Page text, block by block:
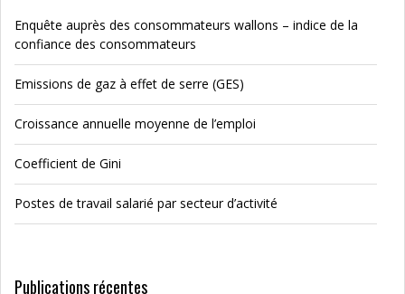
Enquête auprès des consommateurs wallons – indice de la
confiance des consommateurs
Emissions de gaz à effet de serre (GES)
Croissance annuelle moyenne de l’emploi
Coefficient de Gini
Postes de travail salarié par secteur d’activité
Publications récentes